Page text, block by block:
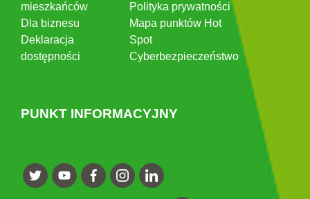
mieszkańców
Dla biznesu
Deklaracja
dostępności
Polityka prywatności
Mapa punktów Hot
Spot
Cyberbezpieczeństwo
PUNKT INFORMACYJNY